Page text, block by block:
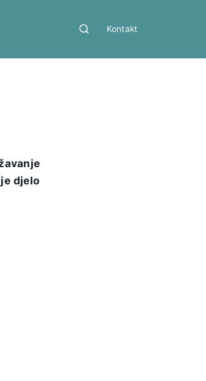
Kontakt
djelo